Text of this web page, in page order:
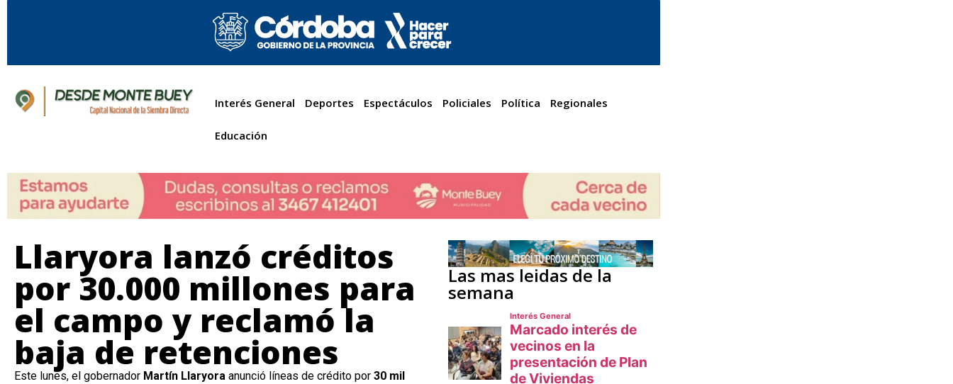
Interés General Deportes Espectáculos Policiales Política Regionales
Educación
Llaryora lanzó créditos
por 30.000 millones para
el campo y reclamó la
baja de retenciones
Este lunes, el gobernador Martín Llaryora anunció líneas de crédito por 30 mil
Las mas leidas de la
semana